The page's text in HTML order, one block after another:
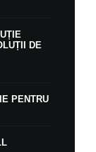
DE
PENTRU